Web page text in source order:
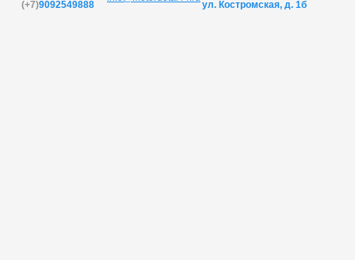
(+7)9092549888 ул. Костромская, д. 1б